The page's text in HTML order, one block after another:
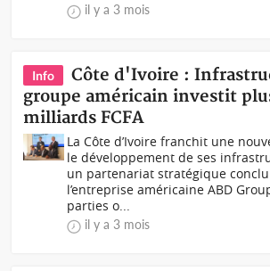
il y a 3 mois
Info
Côte d'Ivoire :
groupe américain investit
milliards FCFA
La Côte d’Ivoire franchit une
le développement de ses
un partenariat stratégique conclu
l’entreprise américaine ABD
parties o...
il y a 3 mois